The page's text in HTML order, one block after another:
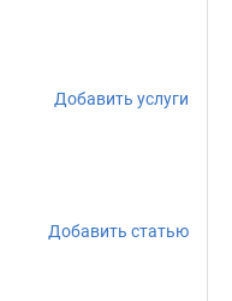
Добавить услуги
Добавить статью